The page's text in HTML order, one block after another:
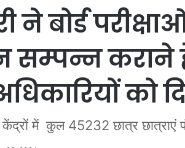
ने बोर्ड
कराने
को
केंद्रों में कुल 45232 छात्र छात्राएं